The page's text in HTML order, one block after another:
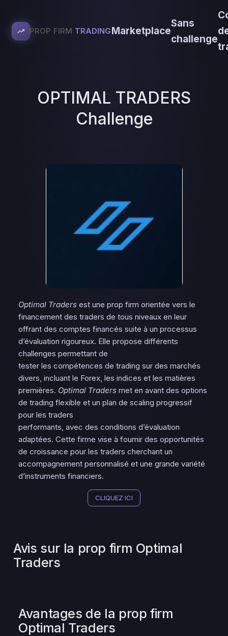
PROP FIRM TRADINGMarketplace
Sans
challenge
OPTIMAL TRADERS
Challenge
Optimal Traders est une prop firm orientée vers le
financement des traders de tous niveaux en leur
offrant des comptes financés suite à un processus
d’évaluation rigoureux. Elle propose différents
challenges permettant de
tester les compétences de trading sur des marchés
divers, incluant le Forex, les indices et les matières
premières. Optimal Traders met en avant des options
de trading flexible et un plan de scaling progressif
pour les traders
performants, avec des conditions d’évaluation
adaptées. Cette firme vise à fournir des opportunités
de croissance pour les traders cherchant un
accompagnement personnalisé et une grande variété
d’instruments financiers.
CLIQUEZ ICI
Avis sur la prop firm Optimal
Traders
Avantages de la prop firm
Optimal Traders